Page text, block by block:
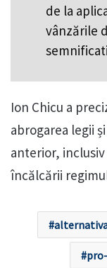
de la
vânzările
Ion Chicu a
abrogarea legii
anterior,
încălcării